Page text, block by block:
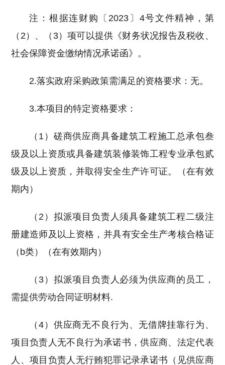
注：根据连财购〔2023〕4号文件精神，第
（2）、（3）项可以提供《财务状况报告及税收、
社会保障资金缴纳情况承诺函》。
2.落实政府采购政策需满足的资格要求：无。
3.本项目的特定资格要求：
（1）磋商供应商具备建筑工程施工总承包叁
级及以上资质或具备建筑装修装饰工程专业承包贰
级及以上资质，并取得安全生产许可证。
（在有效
期内）
（2）拟派项目负责人须具备建筑工程二级注
册建造师及以上资格，并具有安全生产考核合格证
（b类）
（在有效期内）
（3）拟派项目负责人必须为供应商的员工，
需提供劳动合同证明材料.
（4）供应商无不良行为、无借牌挂靠行为、
项目负责人无不良行为承诺书，供应商、法定代表
人、项目负责人无行贿犯罪记录承诺书（见供应商